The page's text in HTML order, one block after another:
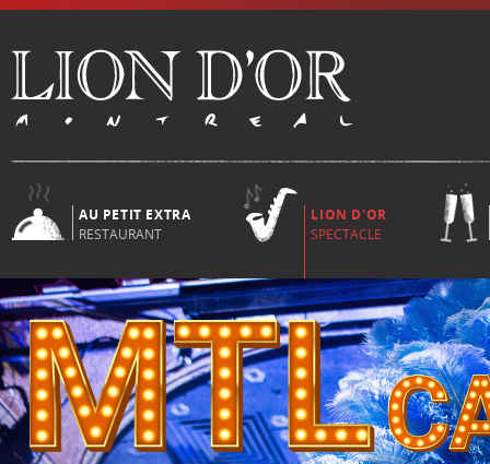
AU PETIT EXTRA
RESTAURANT
LION D'OR
SPECTACLE